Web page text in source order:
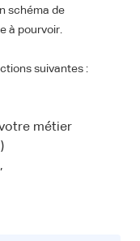
schéma de
à pourvoir.
suivantes :
métier